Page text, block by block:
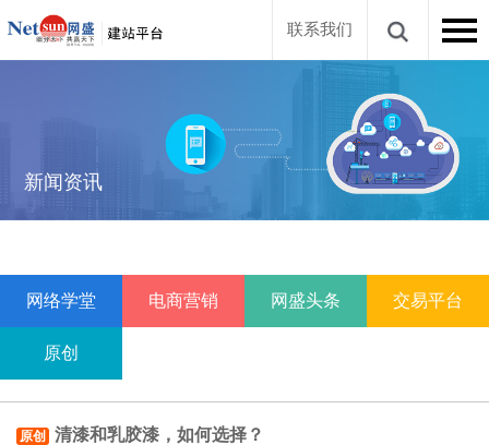
联系我们
新闻资讯
网络学堂 电商营销 网盛头条 交易平台
原创
原创 清漆和乳胶漆，如何选择？